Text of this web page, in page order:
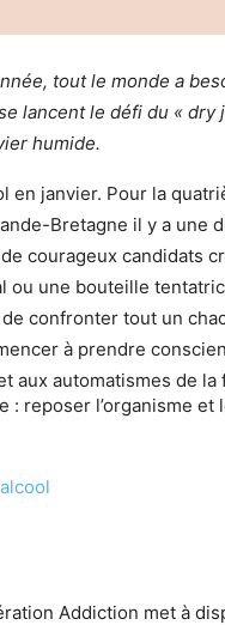
tout le monde a
lancent le défi du «
humide.
en janvier. Pour la
Bretagne il y a une
courageux candidats
ou une bouteille
confronter tout un
à prendre
aux automatismes de la
: reposer l’organisme
Addiction met à